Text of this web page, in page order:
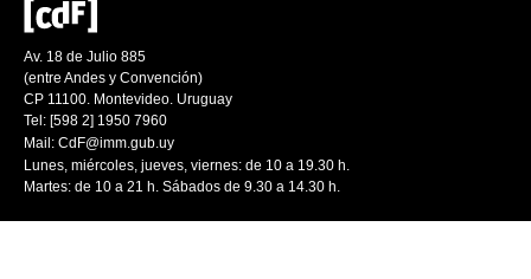
Av. 18 de Julio 885
(entre Andes y Convención)
CP 11100. Montevideo. Uruguay
Tel: [598 2] 1950 7960
Mail: CdF@imm.gub.uy
Lunes, miércoles, jueves, viernes: de 10 a 19.30 h.
Martes: de 10 a 21 h. Sábados de 9.30 a 14.30 h.